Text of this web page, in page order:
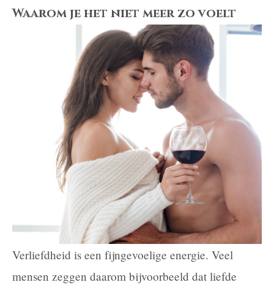
Waarom je het niet meer zo voelt
Verliefdheid is een fijngevoelige energie. Veel
mensen zeggen daarom bijvoorbeeld dat liefde